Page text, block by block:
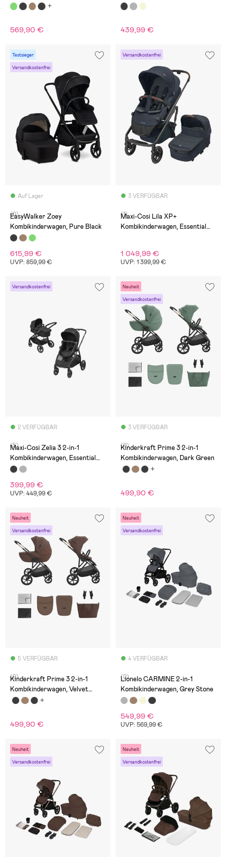
569,90 € 439,99 €
Testsieger
Versandkostenfrei
Auf Lager
(0)
EasyWalker Zoey
Kombikinderwagen, Pure Black
615,99 €
UVP: 859,99 €
Versandkostenfrei
3 VERFÜGBAR
(1)
Maxi-Cosi Lila XP+
Kombikinderwagen, Essential
1 049,99 €
UVP: 1 399,99 €
Versandkostenfrei
2 VERFÜGBAR
(5)
Maxi-Cosi Zelia 3 2-in-1
Kombikinderwagen, Essential
Black
399,99 €
UVP: 449,99 €
Neuheit
Versandkostenfrei
3 VERFÜGBAR
(0)
Kinderkraft Prime 3 2-in-1
Kombikinderwagen, Dark Green
499,90 €
Neuheit
Versandkostenfrei
5 VERFÜGBAR
(0)
Kinderkraft Prime 3 2-in-1
Kombikinderwagen, Velvet
Mocca
499,90 €
Neuheit
Versandkostenfrei
4 VERFÜGBAR
(0)
Lionelo CARMINE 2-in-1
Kombikinderwagen, Grey Stone
549,99 €
UVP: 569,99 €
Neuheit
Versandkostenfrei
Neuheit
Versandkostenfrei